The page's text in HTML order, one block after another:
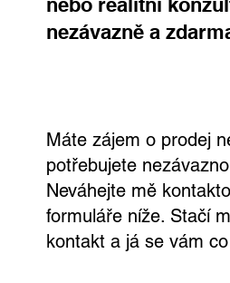
nezávazně a
Máte zájem o prodej
potřebujete
Neváhejte mě
formuláře níže. Stačí
kontakt a já se vám